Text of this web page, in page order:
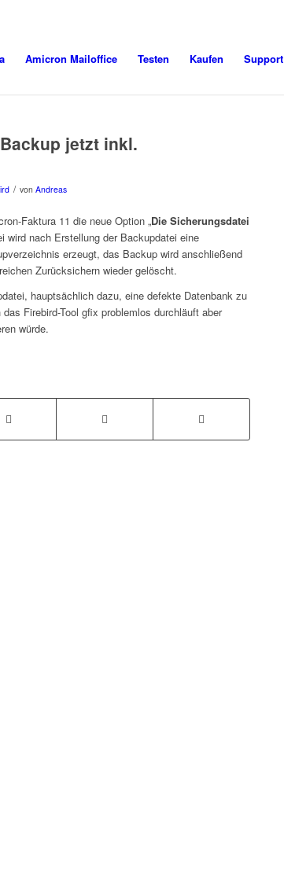
Amicron Mailoffice Testen Kaufen Support
jetzt inkl.
/ von Andreas
Faktura 11 die neue Option „Die Sicherungsdatei
wird nach Erstellung der Backupdatei eine
erzeugt, das Backup wird anschließend
Zurücksichern wieder gelöscht.
hauptsächlich dazu, eine defekte Datenbank zu
Firebird-Tool gfix problemlos durchläuft aber
würde.